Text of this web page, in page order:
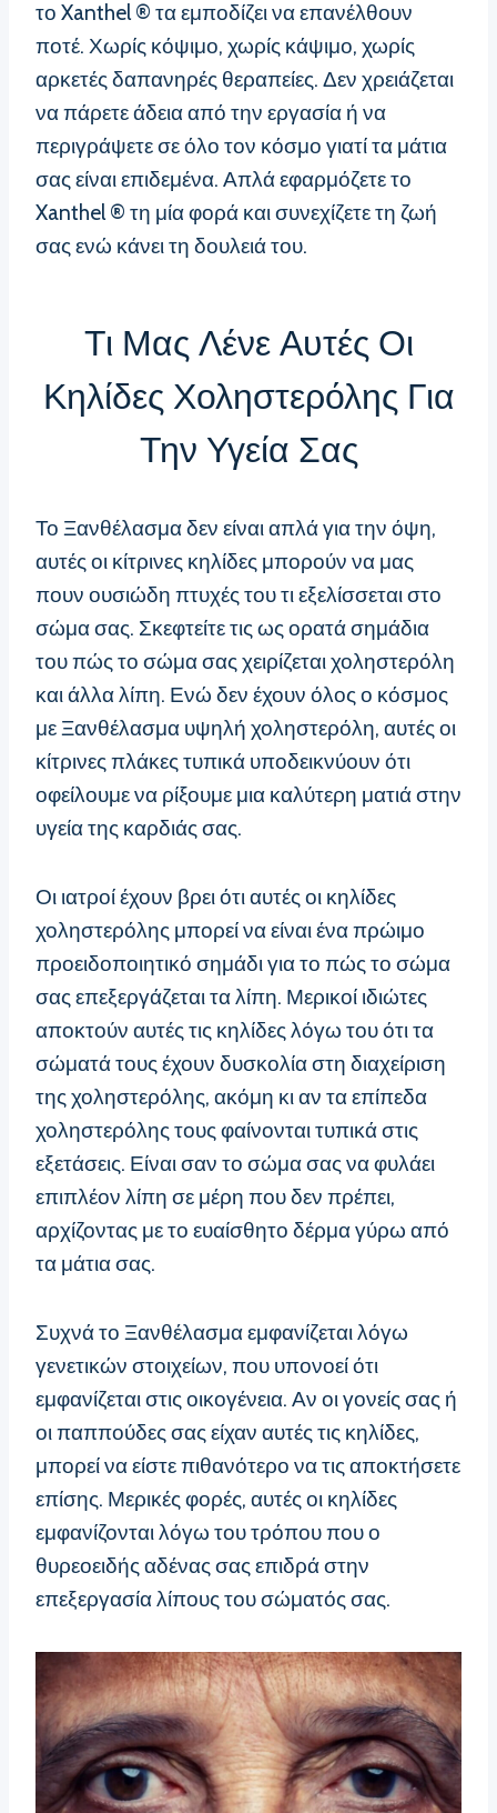
το Xanthel ® τα εμποδίζει να επανέλθουν
ποτέ. Χωρίς κόψιμο, χωρίς κάψιμο, χωρίς
αρκετές δαπανηρές θεραπείες. Δεν χρειάζεται
να πάρετε άδεια από την εργασία ή να
περιγράψετε σε όλο τον κόσμο γιατί τα μάτια
σας είναι επιδεμένα. Απλά εφαρμόζετε το
Xanthel ® τη μία φορά και συνεχίζετε τη ζωή
σας ενώ κάνει τη δουλειά του.
Τι Μας Λένε Αυτές Οι
Κηλίδες Χοληστερόλης Για
Την Υγεία Σας
Το Ξανθέλασμα δεν είναι απλά για την όψη,
αυτές οι κίτρινες κηλίδες μπορούν να μας
πουν ουσιώδη πτυχές του τι εξελίσσεται στο
σώμα σας. Σκεφτείτε τις ως ορατά σημάδια
του πώς το σώμα σας χειρίζεται χοληστερόλη
και άλλα λίπη. Ενώ δεν έχουν όλος ο κόσμος
με Ξανθέλασμα υψηλή χοληστερόλη, αυτές οι
κίτρινες πλάκες τυπικά υποδεικνύουν ότι
οφείλουμε να ρίξουμε μια καλύτερη ματιά στην
υγεία της καρδιάς σας.
Οι ιατροί έχουν βρει ότι αυτές οι κηλίδες
χοληστερόλης μπορεί να είναι ένα πρώιμο
προειδοποιητικό σημάδι για το πώς το σώμα
σας επεξεργάζεται τα λίπη. Μερικοί ιδιώτες
αποκτούν αυτές τις κηλίδες λόγω του ότι τα
σώματά τους έχουν δυσκολία στη διαχείριση
της χοληστερόλης, ακόμη κι αν τα επίπεδα
χοληστερόλης τους φαίνονται τυπικά στις
εξετάσεις. Είναι σαν το σώμα σας να φυλάει
επιπλέον λίπη σε μέρη που δεν πρέπει,
αρχίζοντας με το ευαίσθητο δέρμα γύρω από
τα μάτια σας.
Συχνά το Ξανθέλασμα εμφανίζεται λόγω
γενετικών στοιχείων, που υπονοεί ότι
εμφανίζεται στις οικογένεια. Αν οι γονείς σας ή
οι παππούδες σας είχαν αυτές τις κηλίδες,
μπορεί να είστε πιθανότερο να τις αποκτήσετε
επίσης. Μερικές φορές, αυτές οι κηλίδες
εμφανίζονται λόγω του τρόπου που ο
θυρεοειδής αδένας σας επιδρά στην
επεξεργασία λίπους του σώματός σας.